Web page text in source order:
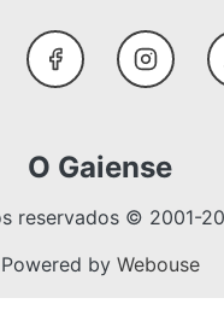
FacebookInstagram
O Gaiense
reservados © 2001-
Powered by Webouse